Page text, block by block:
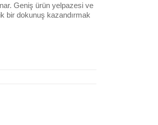
Geniş ürün yelpazesi ve
bir dokunuş kazandırmak